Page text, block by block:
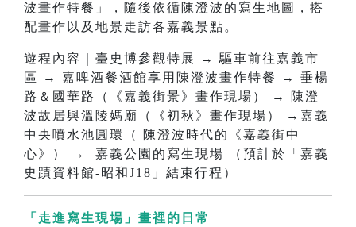
波畫作特餐」，隨後依循陳澄波的寫生地圖，搭
配畫作以及地景走訪各嘉義景點。
遊程內容｜臺史博參觀特展 → 驅車前往嘉義市
區 → 嘉啤酒餐酒館享用陳澄波畫作特餐 → 垂楊
路＆國華路（《嘉義街景》畫作現場） → 陳澄
波故居與溫陵媽廟（《初秋》畫作現場） →嘉義
中央噴水池圓環（ 陳澄波時代的《嘉義街中
心》） → 嘉義公園的寫生現場 （預計於「嘉義
史蹟資料館-昭和J18」結束行程）
「走進寫生現場」畫裡的日常